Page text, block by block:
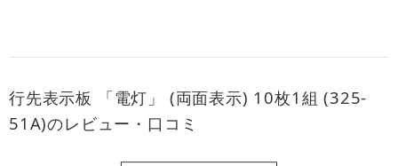
行先表示板 「電灯」 (両面表示) 10枚1組 (325-
51A)のレビュー・口コミ